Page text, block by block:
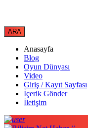
Anasayfa
Blog
Oyun Dünyası
Video
Giriş / Kayıt Sayfası
İçerik Gönder
İletişim